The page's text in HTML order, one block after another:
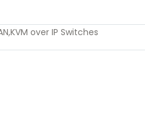
,KVM over IP Switches